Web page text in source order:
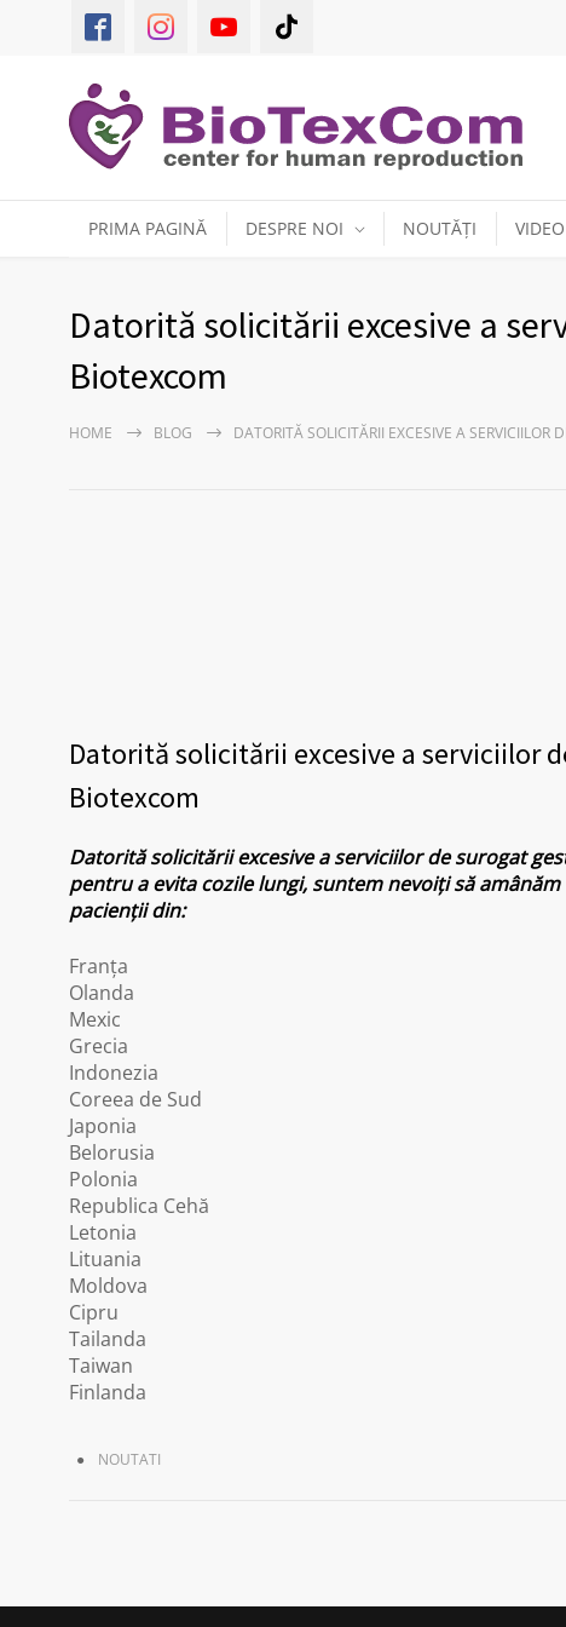
PRIMA PAGINĂ DESPRE NOI NOUTĂȚI VIDEO
Datorită solicitării excesive a
Biotexcom
HOME BLOG DATORITĂ SOLICITĂRII EXCESIVE A
Datorită solicitării excesive a serviciilor
Biotexcom
Datorită solicitării excesive a serviciilor de surogat
pentru a evita cozile lungi, suntem nevoiți să
pacienții din:
Franţa
Olanda
Mexic
Grecia
Indonezia
Coreea de Sud
Japonia
Belorusia
Polonia
Republica Cehă
Letonia
Lituania
Moldova
Cipru
Tailanda
Taiwan
Finlanda
NOUTATI